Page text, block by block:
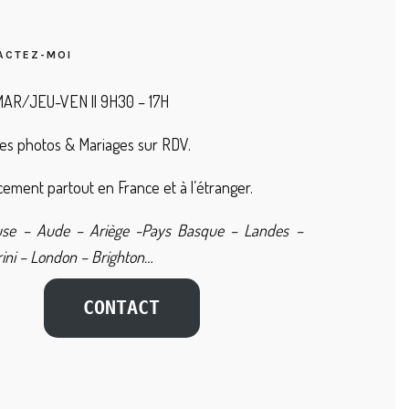
MOI
JEU-VEN || 9H30 – 17H
photos & Mariages sur RDV.
partout en France et à l’étranger.
– Aude – Ariège -Pays Basque – Landes –
– London – Brighton…
CONTACT